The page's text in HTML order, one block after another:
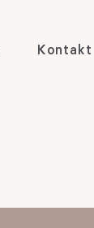
Kontakt